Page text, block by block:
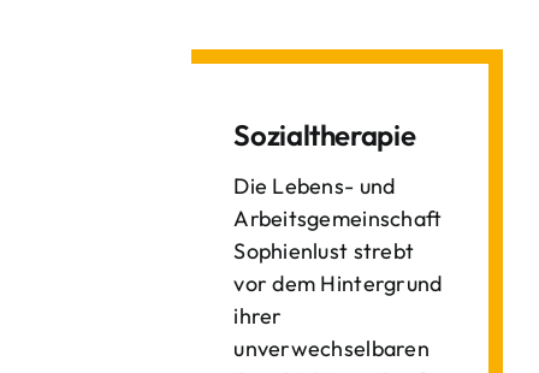
Sozialtherapie
Die Lebens- und
Arbeitsgemeinschaft
Sophienlust strebt
vor dem Hintergrund
ihrer
unverwechselbaren